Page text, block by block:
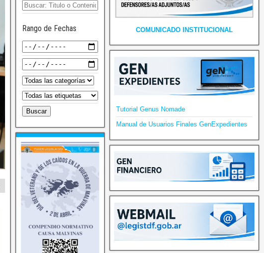
Rango de Fechas COMUNICADO INSTITUCIONAL
Tutorial Genus Nomade
Manual de Usuarios Finales GenExpedientes